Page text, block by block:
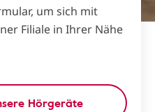
um sich mit
Filiale in Ihrer Nähe
Hörgeräte